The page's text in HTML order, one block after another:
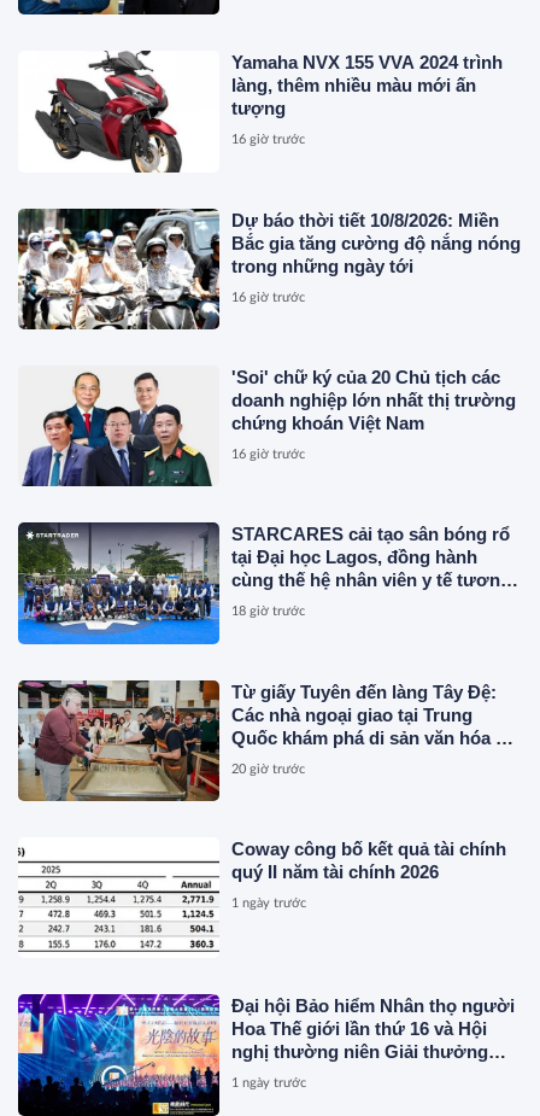
Yamaha NVX 155 VVA 2024 trình
làng, thêm nhiều màu mới ấn
tượng
16 giờ trước
Dự báo thời tiết 10/8/2026: Miền
Bắc gia tăng cường độ nắng nóng
trong những ngày tới
16 giờ trước
'Soi' chữ ký của 20 Chủ tịch các
doanh nghiệp lớn nhất thị trường
chứng khoán Việt Nam
16 giờ trước
STARCARES cải tạo sân bóng rổ
tại Đại học Lagos, đồng hành
cùng thế hệ nhân viên y tế tương
lai
18 giờ trước
Từ giấy Tuyên đến làng Tây Đệ:
Các nhà ngoại giao tại Trung
Quốc khám phá di sản văn hóa An
Huy
20 giờ trước
Coway công bố kết quả tài chính
quý II năm tài chính 2026
1 ngày trước
Đại hội Bảo hiểm Nhân thọ người
Hoa Thế giới lần thứ 16 và Hội
nghị thường niên Giải thưởng
Rồng Quốc tế (IDA) 2026 được tổ
1 ngày trước